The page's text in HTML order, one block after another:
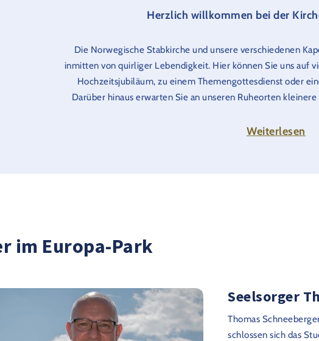
Herzlich willkommen bei der
Die Norwegische Stabkirche und unsere verschiedenen
inmitten von quirliger Lebendigkeit. Hier können Sie uns auf
Hochzeitsjubiläum, zu einem Themengottesdienst oder
Darüber hinaus erwarten Sie an unseren Ruheorten
Ein begleiteter Rundgang für Gruppen zu ausgewählten
Mehrwert. Erleben Sie den Park aus einer vollkommen
sich in einer der Kapellen. Eine Voranmeldung zu solch einer
einen Monat zuvor. Die Eintrittsformalitäten in den Park sind
einfach per E-Mail.
Weiterlesen
im Europa-Park
Seelsorger
Thomas
schlossen sich das